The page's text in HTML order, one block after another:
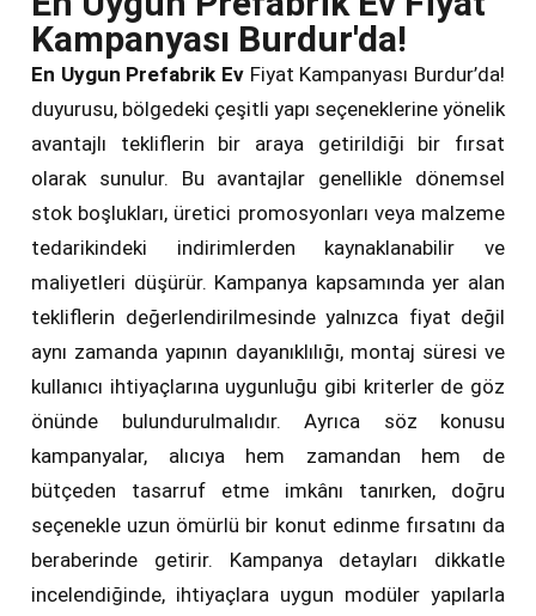
Kampanyası Burdur'da!
En Uygun Prefabrik Ev Fiyat Kampanyası Burdur’da!
duyurusu, bölgedeki çeşitli yapı seçeneklerine yönelik
avantajlı tekliflerin bir araya getirildiği bir fırsat
olarak sunulur. Bu avantajlar genellikle dönemsel
stok boşlukları, üretici promosyonları veya malzeme
tedarikindeki indirimlerden kaynaklanabilir ve
maliyetleri düşürür. Kampanya kapsamında yer alan
tekliflerin değerlendirilmesinde yalnızca fiyat değil
aynı zamanda yapının dayanıklılığı, montaj süresi ve
kullanıcı ihtiyaçlarına uygunluğu gibi kriterler de göz
önünde bulundurulmalıdır. Ayrıca söz konusu
kampanyalar, alıcıya hem zamandan hem de
bütçeden tasarruf etme imkânı tanırken, doğru
seçenekle uzun ömürlü bir konut edinme fırsatını da
beraberinde getirir. Kampanya detayları dikkatle
incelendiğinde, ihtiyaçlara uygun modüler yapılarla